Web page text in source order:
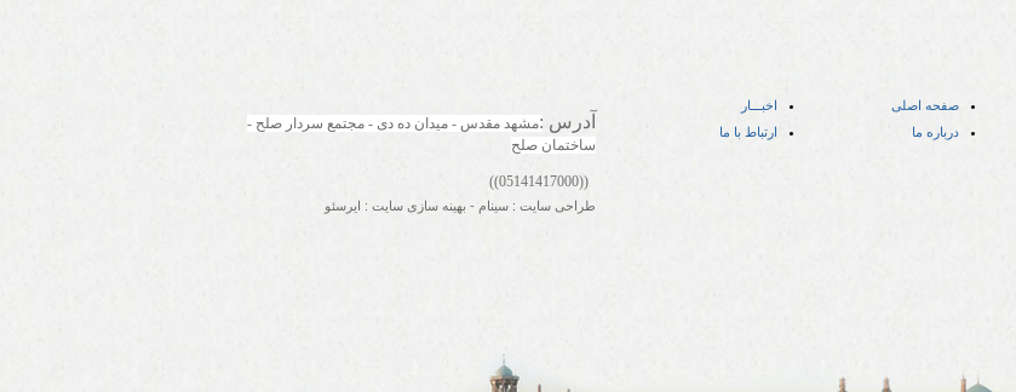
صفحه اصلی
اخبـــار
درباره ما
ارتباط با ما آدرس :
ساختمان صلح
((05141417000))
طراحی سایت : سینام - بهینه سازی سایت : ایرسئو